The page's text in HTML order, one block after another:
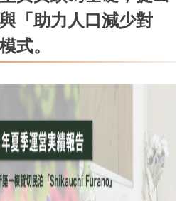
「助力人口減少對
式。